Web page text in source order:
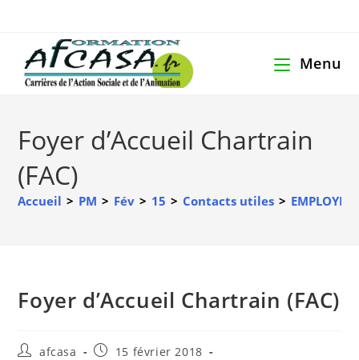
Menu
Foyer d’Accueil Chartrain
(FAC)
Accueil > PM > Fév > 15 > Contacts utiles >
Foyer d’Accueil Chartrain (FAC)
afcasa
15 février 2018